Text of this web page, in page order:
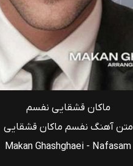
ماکان قشقایی نفسم
متن آهنگ نفسم ماکان قشقایی
Makan Ghashghaei - Nafasam